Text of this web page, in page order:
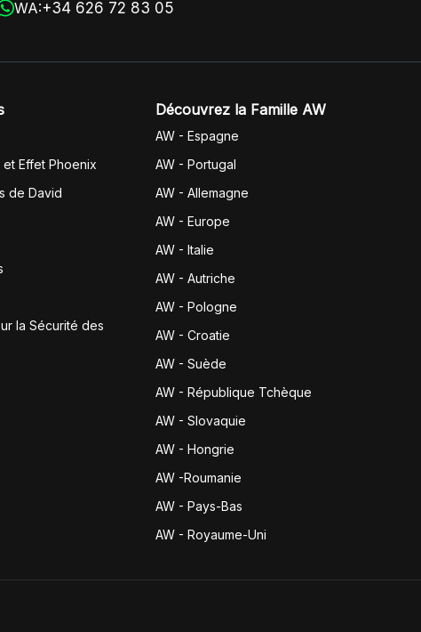
WA:+34 626 72 83 05
Effet Phoenix
de David
la Sécurité des
Découvrez la Famille AW
AW - Espagne
AW - Portugal
AW - Allemagne
AW - Europe
AW - Italie
AW - Autriche
AW - Pologne
AW - Croatie
AW - Suède
AW - République Tchèque
AW - Slovaquie
AW - Hongrie
AW -Roumanie
AW - Pays-Bas
AW - Royaume-Uni